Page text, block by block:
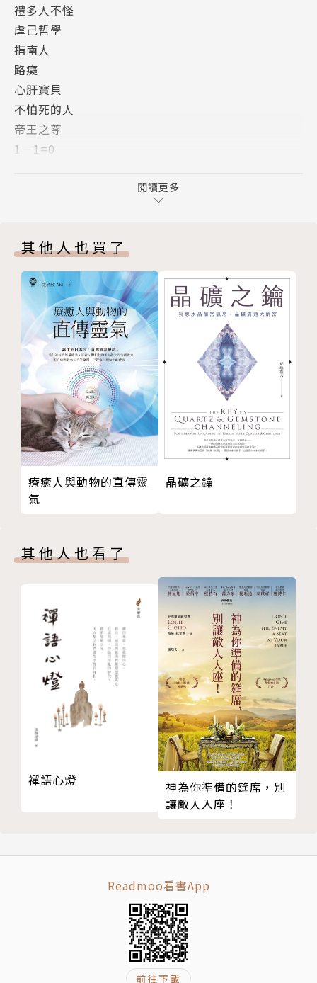
禮多人不怪
虐己哲學
指南人
路癡
心肝寶貝
不怕死的人
帝王之尊
1－1=0
潑婦阿金
小混混阿豪
膽小鬼咪咪
勢利眼阿鳳
電動高手阿明
死對頭
請問宇宙
如果沒有神
誰是我爸爸？
代你受罰
我很好，我不需要
看完電影以後
現在耶穌在哪裏？
奇妙的變化
遷居
版權頁
閱讀更多
其他人也買了
療癒人與動物的直傳靈
氣
晶礦之鑰
其他人也看了
禪語心燈
神為你準備的筵席，別
讓敵人入座！
Readmoo看書App
前往下載